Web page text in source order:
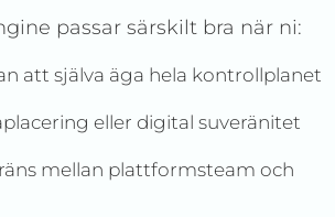
passar särskilt bra när ni:
att själva äga hela kontrollplanet
eller digital suveränitet
mellan plattformsteam och